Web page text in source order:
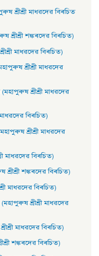
মাধৱদেৱ বিৰচিত
শ্ৰীশ্ৰী শঙ্কৰদেৱ বিৰচিত)
মাধৱদেৱ বিৰচিত)
শ্ৰীশ্ৰী মাধৱদেৱ
শ্ৰীশ্ৰী মাধৱদেৱ
বিৰচিত)
শ্ৰীশ্ৰী মাধৱদেৱ
মাধৱদেৱ বিৰচিত)
শঙ্কৰদেৱ বিৰচিত)
মাধৱদেৱ বিৰচিত)
শ্ৰীশ্ৰী মাধৱদেৱ
মাধৱদেৱ বিৰচিত)
শঙ্কৰদেৱ বিৰচিত)